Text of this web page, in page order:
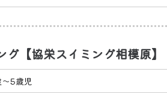
グ【協栄スイミング相模原】
5歳児